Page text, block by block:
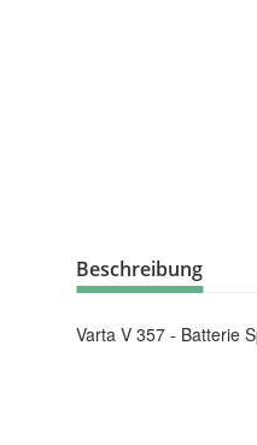
Beschreibung
Varta V 357 - Batterie